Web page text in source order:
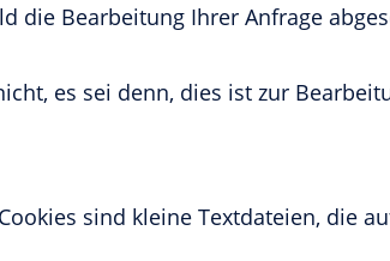
die Bearbeitung Ihrer Anfrage
es sei denn, dies ist zur
sind kleine Textdateien, die